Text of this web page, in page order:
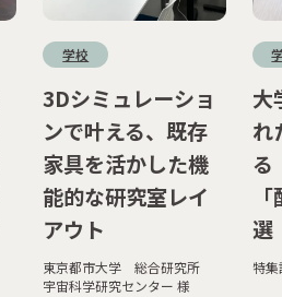
学校
3Dシミュレーショ
ンで叶える、既存
家具を活かした機
能的な研究室レイ
アウト
東京都市大学 総合研究所
宇宙科学研究センター 様
大
れ
る
選
特集